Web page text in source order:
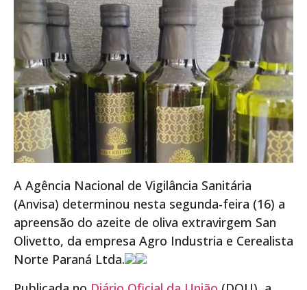
A Agência Nacional de Vigilância Sanitária
(Anvisa) determinou nesta segunda-feira (16) a
apreensão do azeite de oliva extravirgem San
Olivetto, da empresa Agro Industria e Cerealista
Norte Paraná Ltda.